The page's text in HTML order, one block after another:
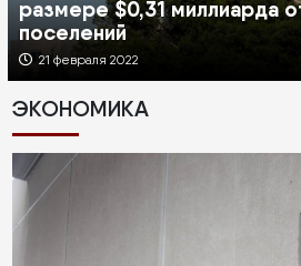
размере $0,31 миллиарда
поселений
21 февраля 2022
ЭКОНОМИКА